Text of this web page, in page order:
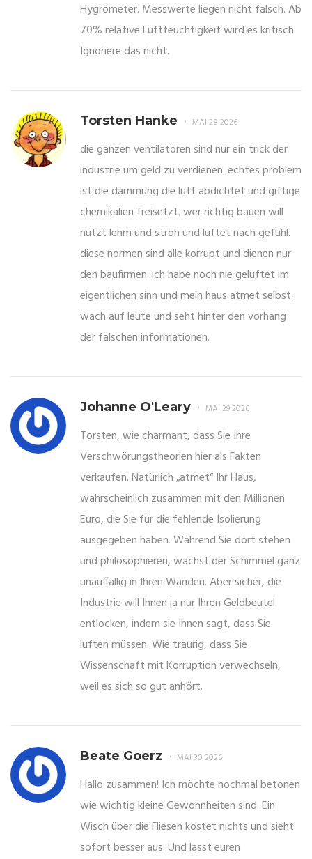
Hygrometer. Messwerte liegen nicht falsch. Ab
70% relative Luftfeuchtigkeit wird es kritisch.
Ignoriere das nicht.
Torsten Hanke MAI 28 2026
die ganzen ventilatoren sind nur ein trick der
industrie um geld zu verdienen. echtes problem
ist die dämmung die luft abdichtet und giftige
chemikalien freisetzt. wer richtig bauen will
nutzt lehm und stroh und lüftet nach gefühl.
diese normen sind alle korrupt und dienen nur
den baufirmen. ich habe noch nie gelüftet im
eigentlichen sinn und mein haus atmet selbst.
wach auf leute und seht hinter den vorhang
der falschen informationen.
Johanne O'Leary MAI 29 2026
Torsten, wie charmant, dass Sie Ihre
Verschwörungstheorien hier als Fakten
verkaufen. Natürlich „atmet“ Ihr Haus,
wahrscheinlich zusammen mit den Millionen
Euro, die Sie für die fehlende Isolierung
ausgegeben haben. Während Sie dort stehen
und philosophieren, wächst der Schimmel ganz
unauffällig in Ihren Wänden. Aber sicher, die
Industrie will Ihnen ja nur Ihren Geldbeutel
entlocken, indem sie Ihnen sagt, dass Sie
lüften müssen. Wie traurig, dass Sie
Wissenschaft mit Korruption verwechseln,
weil es sich so gut anhört.
Beate Goerz MAI 30 2026
Hallo zusammen! Ich möchte nochmal betonen
wie wichtig kleine Gewohnheiten sind. Ein
Wisch über die Fliesen kostet nichts und sieht
sofort besser aus. Und lasst euren